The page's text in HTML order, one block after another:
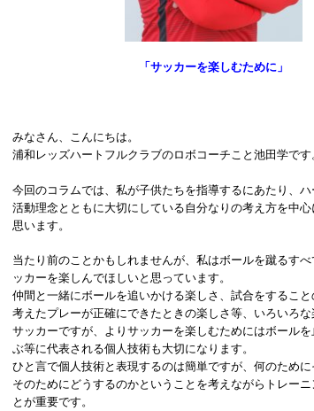
「サッカーを楽しむために」
みなさん、こんにちは。
浦和レッズハートフルクラブのロボコーチこと池田学です
今回のコラムでは、私が子供たちを指導するにあたり、
活動理念とともに大切にしている自分なりの考え方を中心
思います。
当たり前のことかもしれませんが、私はボールを蹴るす
ッカーを楽しんでほしいと思っています。
仲間と一緒にボールを追いかける楽しさ、試合をするこ
考えたプレーが正確にできたときの楽しさ等、いろいろ
サッカーですが、よりサッカーを楽しむためにはボール
ぶ等に代表される個人技術も大切になります。
ひと言で個人技術と表現するのは簡単ですが、何のため
そのためにどうするのかということを考えながらトレー
とが重要です。